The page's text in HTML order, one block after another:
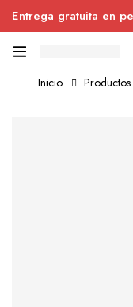
Entrega gratuita en
pierdas el descuento.
Inicio Productos